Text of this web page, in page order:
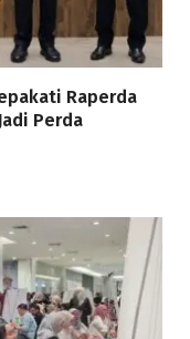
Raperda
Perda